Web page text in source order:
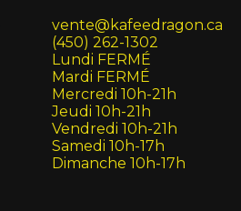
vente@kafeedragon.ca
(450) 262-1302
Lundi FERMÉ
Mardi FERMÉ
Mercredi 10h-21h
Jeudi 10h-21h
Vendredi 10h-21h
Samedi 10h-17h
Dimanche 10h-17h
English (US)